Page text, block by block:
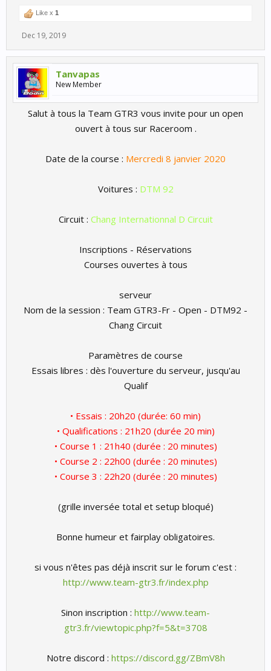
Like x 1
Dec 19, 2019
Tanvapas
New Member
Salut à tous la Team GTR3 vous invite pour un open
ouvert à tous sur Raceroom .
Date de la course : Mercredi 8 janvier 2020
Voitures : DTM 92
Circuit : Chang Internationnal D Circuit
Inscriptions - Réservations
Courses ouvertes à tous
serveur
Nom de la session : Team GTR3-Fr - Open - DTM92 -
Chang Circuit
Paramètres de course
Essais libres : dès l'ouverture du serveur, jusqu'au
Qualif
• Essais : 20h20 (durée: 60 min)
• Qualifications : 21h20 (durée 20 min)
• Course 1 : 21h40 (durée : 20 minutes)
• Course 2 : 22h00 (durée : 20 minutes)
• Course 3 : 22h20 (durée : 20 minutes)
(grille inversée total et setup bloqué)
Bonne humeur et fairplay obligatoires.
si vous n'êtes pas déjà inscrit sur le forum c'est :
http://www.team-gtr3.fr/index.php
Sinon inscription : http://www.team-
gtr3.fr/viewtopic.php?f=5&t=3708
Notre discord : https://discord.gg/ZBmV8h